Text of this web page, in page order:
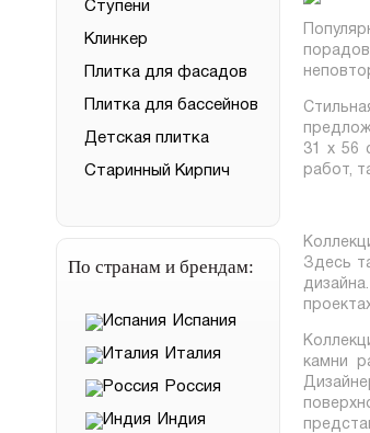
Ступени
Клинкер
Плитка для фасадов
Плитка для бассейнов
Детская плитка
Старинный Кирпич
По странам и брендам:
Испания
Италия
Россия
Индия
31 х 56
работ,
Здесь
камни